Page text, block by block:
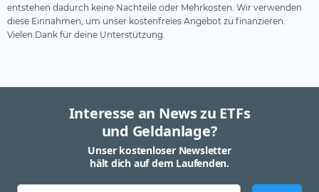
entstehen dadurch keine Nachteile oder Mehrkosten. Wir verwenden
diese Einnahmen, um unser kostenfreies Angebot zu finanzieren.
Vielen Dank für deine Unterstützung.
Interesse an News zu ETFs
und Geldanlage?
Unser kostenloser Newsletter
hält dich auf dem Laufenden.